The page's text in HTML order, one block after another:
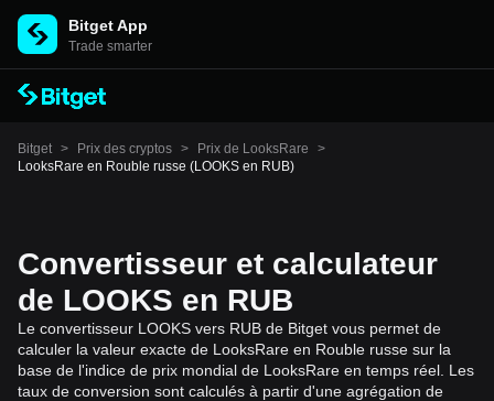
Bitget App
Trade smarter
Bitget > Prix des cryptos > Prix de LooksRare
>
LooksRare en Rouble russe (LOOKS en RUB)
Convertisseur et calculateur
de LOOKS en RUB
Le convertisseur LOOKS vers RUB de Bitget vous permet de
calculer la valeur exacte de LooksRare en Rouble russe sur la
base de l'indice de prix mondial de LooksRare en temps réel. Les
taux de conversion sont calculés à partir d'une agrégation de